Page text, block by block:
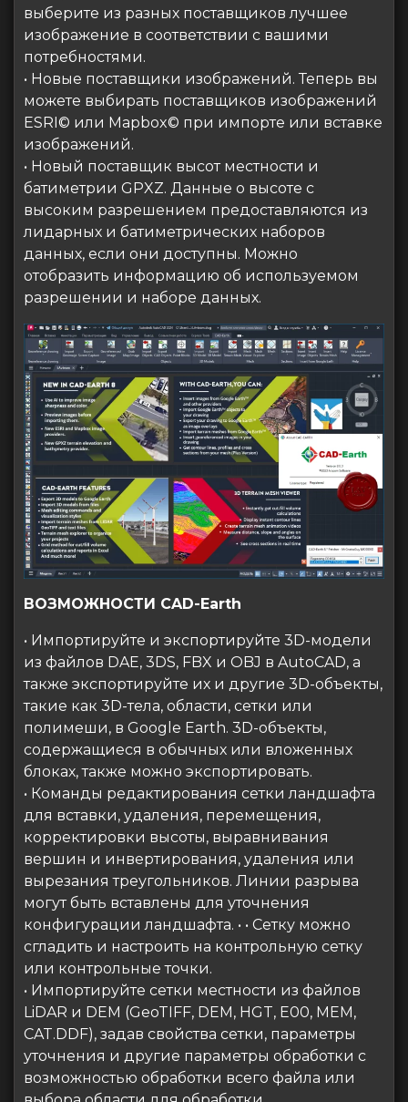
выберите из разных поставщиков лучшее
изображение в соответствии с вашими
потребностями.
• Новые поставщики изображений. Теперь вы
можете выбирать поставщиков изображений
ESRI© или Mapbox© при импорте или вставке
изображений.
• Новый поставщик высот местности и
батиметрии GPXZ. Данные о высоте с
высоким разрешением предоставляются из
лидарных и батиметрических наборов
данных, если они доступны. Можно
отобразить информацию об используемом
разрешении и наборе данных.
ВОЗМОЖНОСТИ CAD-Earth
• Импортируйте и экспортируйте 3D-модели
из файлов DAE, 3DS, FBX и OBJ в AutoCAD, а
также экспортируйте их и другие 3D-объекты,
такие как 3D-тела, области, сетки или
полимеши, в Google Earth. 3D-объекты,
содержащиеся в обычных или вложенных
блоках, также можно экспортировать.
• Команды редактирования сетки ландшафта
для вставки, удаления, перемещения,
корректировки высоты, выравнивания
вершин и инвертирования, удаления или
вырезания треугольников. Линии разрыва
могут быть вставлены для уточнения
конфигурации ландшафта. • • Сетку можно
сгладить и настроить на контрольную сетку
или контрольные точки.
• Импортируйте сетки местности из файлов
LiDAR и DEM (GeoTIFF, DEM, HGT, E00, MEM,
CAT.DDF), задав свойства сетки, параметры
уточнения и другие параметры обработки с
возможностью обработки всего файла или